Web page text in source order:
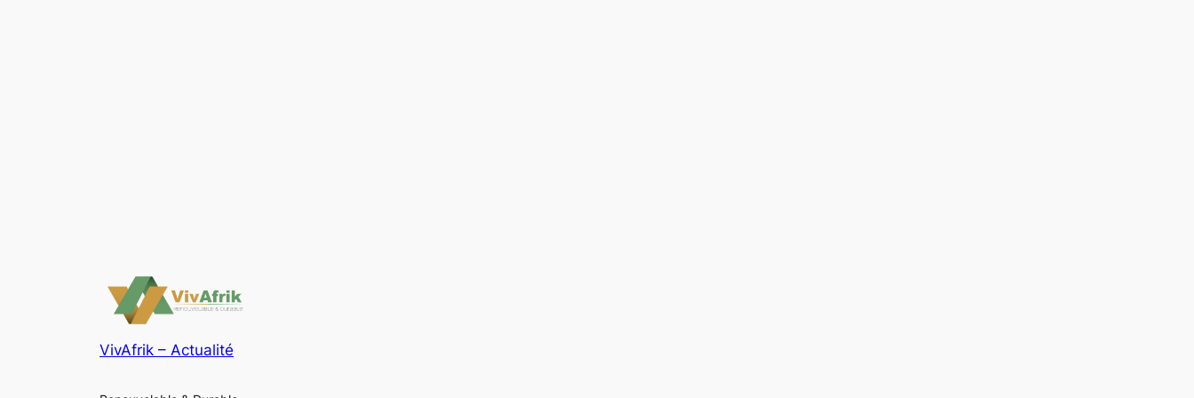
VivAfrik – Actualité